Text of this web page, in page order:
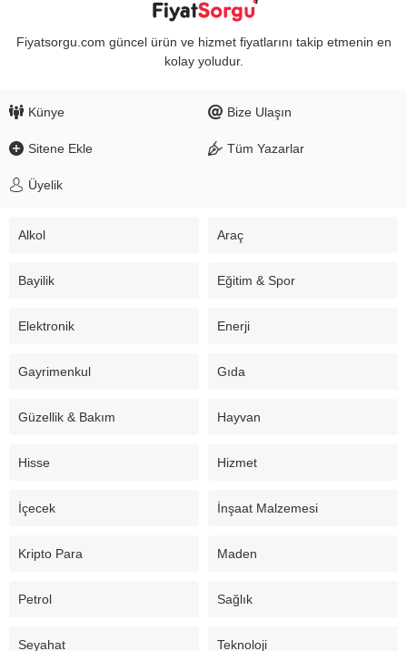
Fiyatsorgu.com güncel ürün ve hizmet fiyatlarını takip etmenin en
kolay yoludur.
Künye Bize Ulaşın
Sitene Ekle Tüm Yazarlar
Üyelik
Alkol Araç
Bayilik Eğitim & Spor
Elektronik Enerji
Gayrimenkul Gıda
Güzellik & Bakım Hayvan
Hisse Hizmet
İçecek İnşaat Malzemesi
Kripto Para Maden
Petrol Sağlık
Seyahat Teknoloji